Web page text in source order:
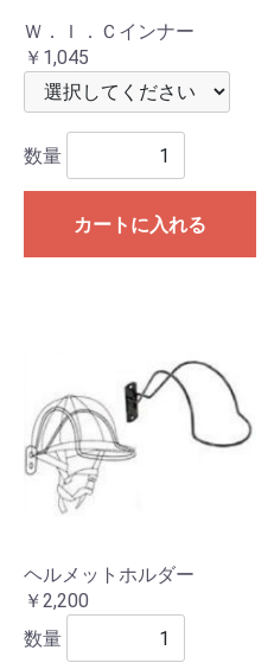
Ｗ．Ｉ．Ｃインナー
￥1,045
数量
カートに入れる
ヘルメットホルダー
￥2,200
数量